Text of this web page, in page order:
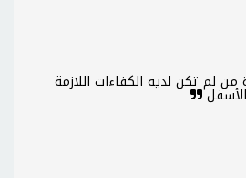
لم تكن لديه الكفاءات اللازمة